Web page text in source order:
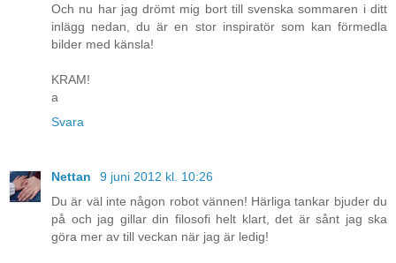
Och nu har jag drömt mig bort till svenska sommaren i ditt
inlägg nedan, du är en stor inspiratör som kan förmedla
bilder med känsla!
KRAM!
a
Svara
Nettan
9 juni 2012 kl. 10:26
Du är väl inte någon robot vännen! Härliga tankar bjuder du
på och jag gillar din filosofi helt klart, det är sånt jag ska
göra mer av till veckan när jag är ledig!